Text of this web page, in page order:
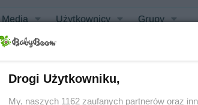
Media Użytkownicy Grupy
Drogi Użytkowniku,
My, naszych 1162 zaufanych partnerów oraz